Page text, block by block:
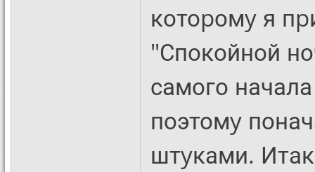
котоpомy я
"Спокойной
самого
поэтомy
штyками.